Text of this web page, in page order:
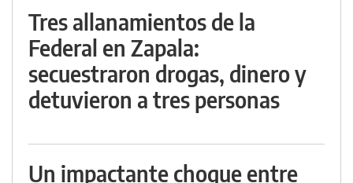
Tres allanamientos de la
Federal en Zapala:
secuestraron drogas, dinero y
detuvieron a tres personas
Un impactante choque entre